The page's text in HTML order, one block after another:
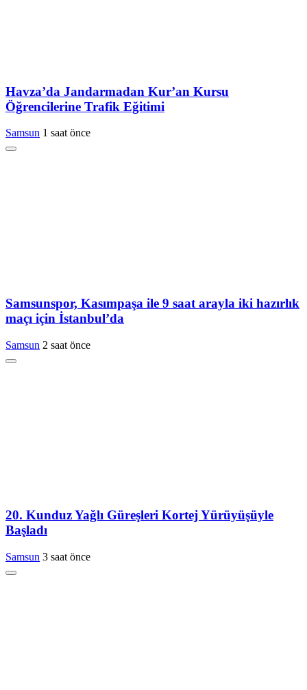
Havza’da Jandarmadan Kur’an Kursu
Öğrencilerine Trafik Eğitimi
Samsun 1 saat önce
Samsunspor, Kasımpaşa ile 9 saat arayla iki hazırlık
maçı için İstanbul’da
Samsun 2 saat önce
20. Kunduz Yağlı Güreşleri Kortej Yürüyüşüyle
Başladı
Samsun 3 saat önce